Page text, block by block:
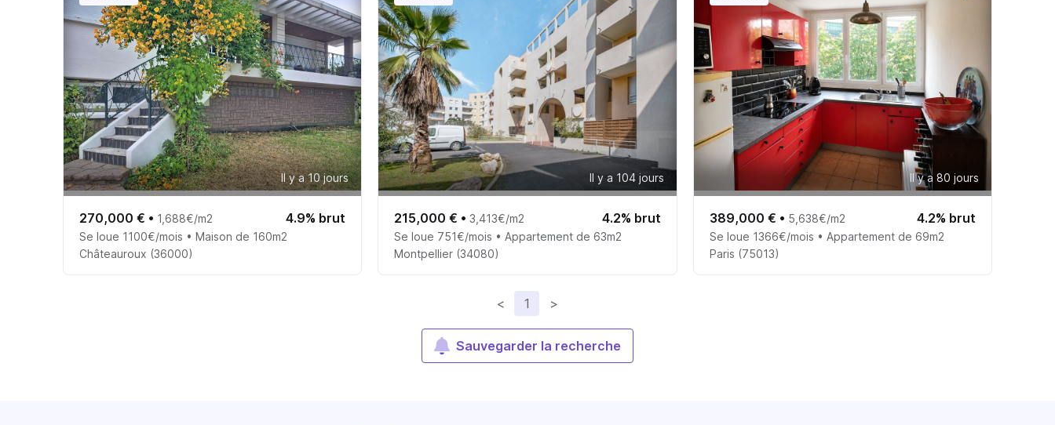
Il y a 10 jours
270,000 € • 1,688€/m2 4.9% brut
Se loue 1100€/mois • Maison de 160m2
Châteauroux (36000)
Il y a 104 jours
215,000 € •3,413€/m2 4.2% brut
Se loue 751€/mois • Appartement de 63m2
Montpellier (34080)
Il y a 80 jours
389,000 € • 5,638€/m2 4.2% brut
Se loue 1366€/mois • Appartement de 69m2
Paris (75013)
< 1 >
Sauvegarder la recherche